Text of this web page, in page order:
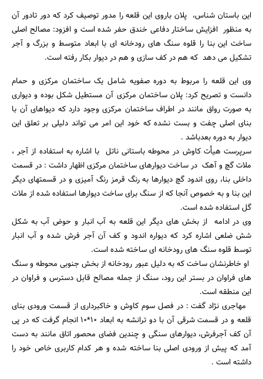
جستجو
این باستان شناس، پلان باروی این قلعه را مدور توصیف کرد که دور تادور آن
به منظور افزایش ساختار دفاعی خندق حفر شده است و افزود: مصالح اصلی
ساخت این بنا را قلوه سنگ های رودخانه ای با ابعاد متوسط و بزرگ و آجر
تشکیل می دهد که هم در کف سازی و هم در دیوار بکار رفته است.
وی این قلعه را مربوط به دوره صفویه شامل یک ساختمان مرکزی و حمام
دانست و تصریح کرد: پلان ساختمان مرکزی آن مستطیل شکل بوده و دیواری
به صورت رواق مانند در اطراف ساختمان مرکزی وجود دارد که دیواهای آن با
بنای اصلی چفت و بست نشده که خود این امر می تواند دلیلی بر تعلق این
دیوار به دوره بعدباشد .
سرپرست هیأت کاوش در محوطه باستانی ناتل با اشاره به استفاده از آجر ،
ملات گچ و آهک در ساخت دیوارهای ساختمان مرکزی اظهار داشت : در قسمت
داخلی بنا، روی اندود گچ دیوارها به رنگ قرمز رنگ آمیزی و در قسمتهای دیگر
این بنا و به خصوص آنجا که از سنگ برای ساخت دیوارها استفاده شده از ملات
گل استفاده شده است.
وی در ادامه از بخش های دیگر این قلعه به آب انبار و حوض آب به شکل
شش ضلعی اشاره کرد که دیواره اندود و کف آن آجر فرش شده و آب انبار
توسط قلوه سنگ های رودخانه ای ساخته شده است.
او خاطرنشان ساخت که به دلیل عبور رودخانه از بخش جنوبی محوطه و سنگ
های فراوان در بستر این رود، سنگ از جمله مصالح قابل دسترس و فراوان در
این منطقه است.
مهاجری نژاد گفت : در فصل سوم کاوش و خاکبرداری از قسمت ورودی بنای
قلعه و در قسمت شرقی آن با دو ترانشه به ابعاد 10*10 انجام گرفت که در پی
آن کف آجرفرش، دیوارهای سنگی و چندین فضای محصور اتاق مانند به دست
آمد که پیش از ورودی اصلی بنا ساخته شده و هر کدام کاربری خاص خود را
داشته است .